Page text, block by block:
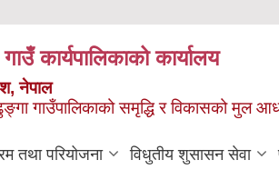
कार्यपालिकाको कार्यालय
नेपाल
गाउँपालिकाको समृद्धि र विकासको मुल
तथा परियोजना विधुतीय शुसासन सेवा